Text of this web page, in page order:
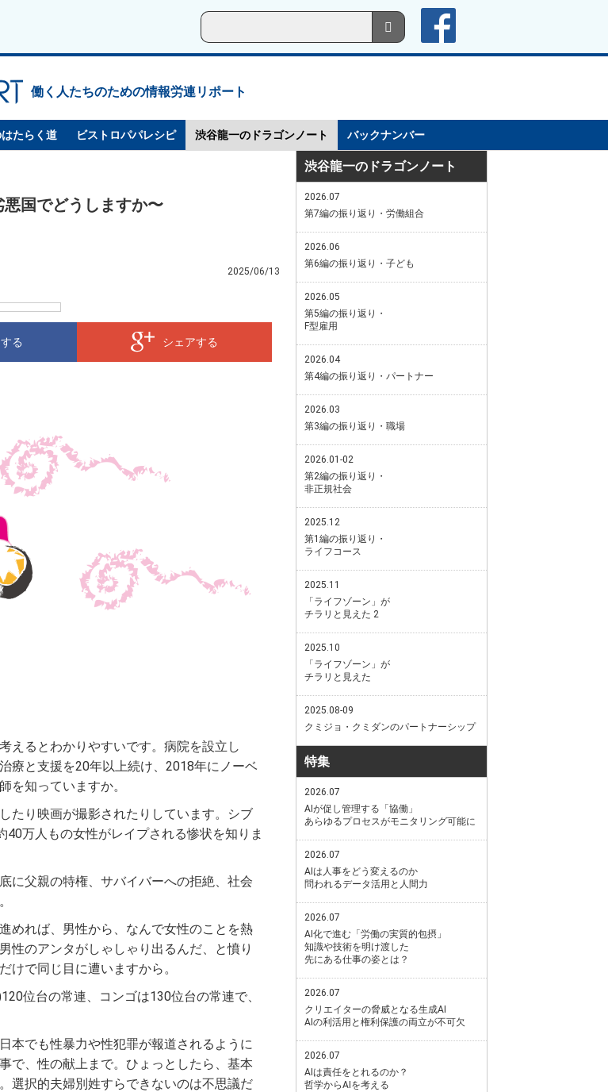
働く人たちのための情報労連リポート
たらく道 ビストロパパレシピ 渋谷龍一のドラゴンノート バックナンバー
悪国でどうしますか〜
2025/06/13
る シェアする
えるとわかりやすいです。病院を設立し
療と支援を20年以上続け、2018年にノーベ
を知っていますか。
たり映画が撮影されたりしています。シブ
万人もの女性がレイプされる惨状を知りま
に父親の特権、サバイバーへの拒絶、社会
めれば、男性から、なんで女性のことを熱
のアンタがしゃしゃり出るんだ、と憤り
けで同じ目に遭いますから。
位台の常連、コンゴは130位台の常連で、
本でも性暴力や性犯罪が報道されるように
で、性の献上まで。ひょっとしたら、基本
選択的夫婦別姓すらできないのは不思議だ
渋谷龍一のドラゴンノート
2026.07
第7編の振り返り・労働組合
2026.06
第6編の振り返り・子ども
2026.05
第5編の振り返り・
F型雇用
2026.04
第4編の振り返り・パートナー
2026.03
第3編の振り返り・職場
2026.01-02
第2編の振り返り・
非正規社会
2025.12
第1編の振り返り・
ライフコース
2025.11
「ライフゾーン」が
チラリと見えた 2
2025.10
「ライフゾーン」が
チラリと見えた
2025.08-09
クミジョ・クミダンのパートナーシップ
特集
2026.07
AIが促し管理する「協働」
あらゆるプロセスがモニタリング可能に
2026.07
AIは人事をどう変えるのか
問われるデータ活用と人間力
2026.07
AI化で進む「労働の実質的包摂」
知識や技術を明け渡した
先にある仕事の姿とは？
2026.07
クリエイターの脅威となる生成AI
AIの利活用と権利保護の両立が不可欠
2026.07
AIは責任をとれるのか？
哲学からAIを考える